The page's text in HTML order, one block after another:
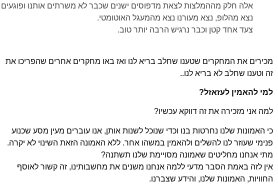
אלה חלק מההמלצות לצאת מדפוסים ישנים שכבר לא משרתים אותנו ופוגעים
נצא מהלופ, נצא מעורנו נצא מהמעגל האוטומטי.
צעד אחד קטן וכבר נרגיש הרבה יותר טוב.
מכירים את המחקרים שטענו שחלב בריא לנו ואז באו מחקרים אחרים שהפריכו את
זה וטענו שחלב לא בריא לנו..
למי להאמין לעזאזל?
למה אני מזכירה את זה דווקא עכשיו?
כי האמונות שלנו נחרטות בנו וכדי שנוכל לשנות אותן, אנו עוברים מעין מסע שכנוע
פנימי שעוזר לנו להשלים ולהאמין במשהו אחר. ללא האמונה הזאת השינוי לא יקרה.
מתי אנחנו מחליטים שאמונה מסויימת שלנו תשתנה?
אין לזה באמת הסבר מדעי ללמה אנחנו משנים את מחשבותינו, זה קשור לאוסף
החוויות, האמונות שלנו, והידע שצברנו.